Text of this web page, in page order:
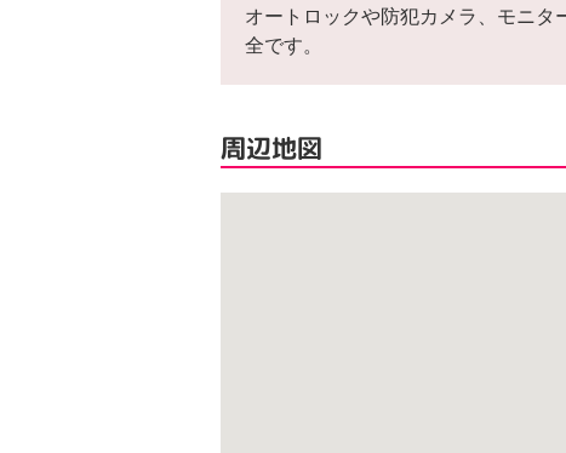
オートロックや防犯カメラ、モニ
全です。
周辺地図